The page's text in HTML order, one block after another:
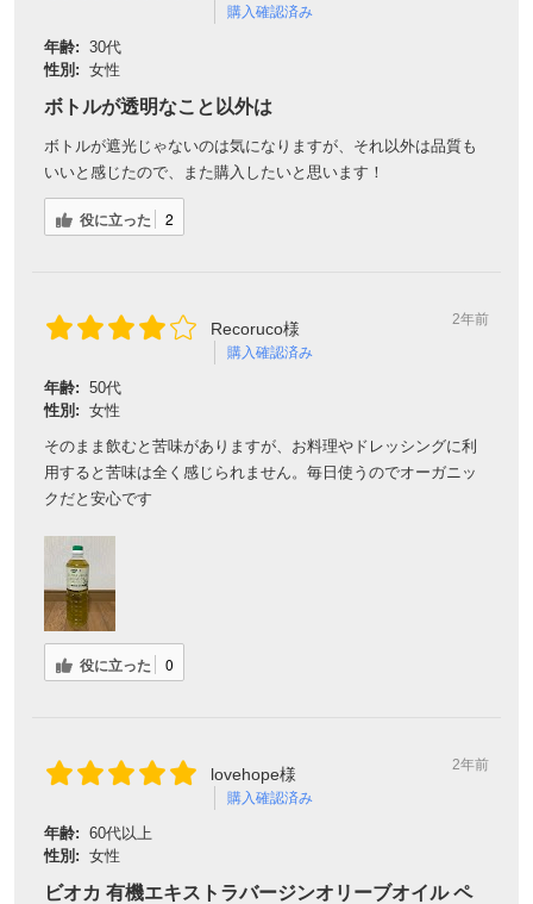
購入確認済み
年齢: 30代
性別: 女性
ボトルが透明なこと以外は
ボトルが遮光じゃないのは気になりますが、それ以外は品質も
いいと感じたので、また購入したいと思います！
役に立った 2
Recoruco様
購入確認済み
2年前
年齢: 50代
性別: 女性
そのまま飲むと苦味がありますが、お料理やドレッシングに利
用すると苦味は全く感じられません。毎日使うのでオーガニッ
クだと安心です
役に立った 0
lovehope様
購入確認済み
2年前
年齢: 60代以上
性別: 女性
ビオカ 有機エキストラバージンオリーブオイル ペ